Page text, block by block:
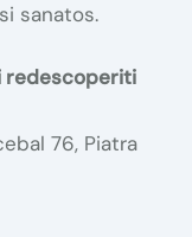
sanatos.
redescoperiti
76, Piatra